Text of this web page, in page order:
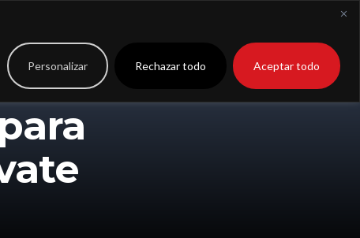
Personalizar Rechazar todo Aceptar todo